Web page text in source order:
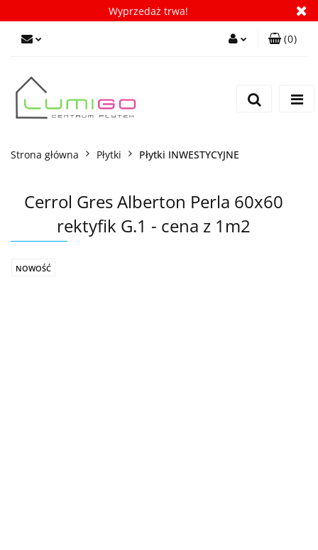
Wyprzedaż trwa!
(0)
Strona główna Płytki Płytki INWESTYCYJNE
Cerrol Gres Alberton Perla 60x60
rektyfik G.1 - cena z 1m2
NOWOŚĆ